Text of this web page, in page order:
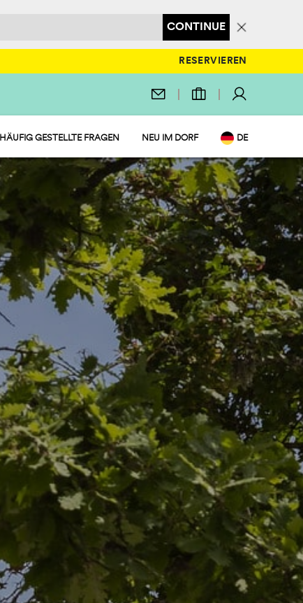
CONTINUE
RESERVIEREN
HÄUFIG GESTELLTE FRAGEN NEU IM DORF DE
IT
NL
FR
PL